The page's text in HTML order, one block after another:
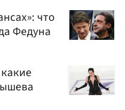
что
Федуна